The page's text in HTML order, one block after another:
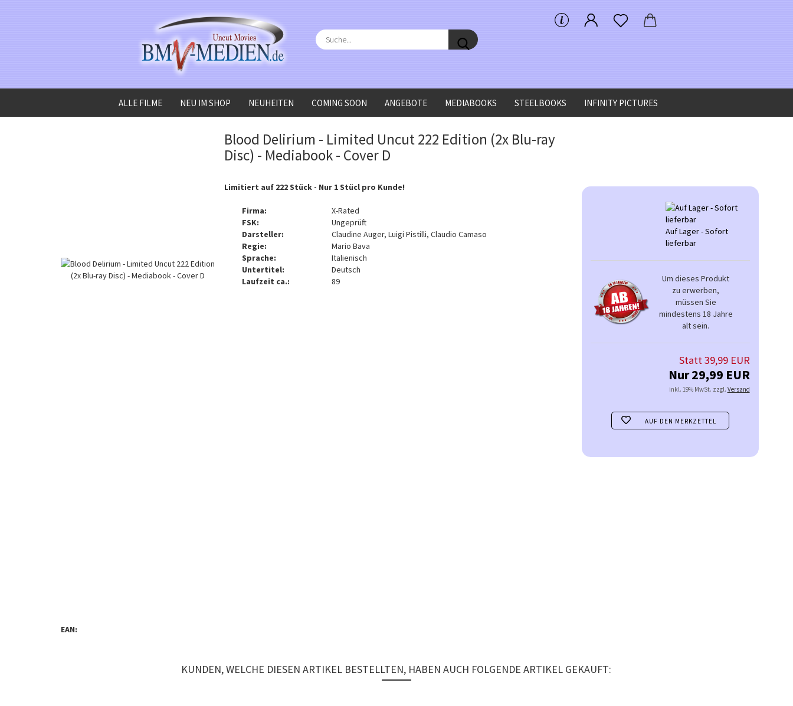
Suche...
ALLE FILME NEU IM SHOP NEUHEITEN COMING SOON ANGEBOTE MEDIABOOKS STEELBOOKS INFINITY PICTURES
Blood Delirium - Limited Uncut 222 Edition (2x Blu-ray Disc) - Mediabook - Cover D
Blood Delirium - Limited Uncut 222 Edition (2x Blu-ray
Disc) - Mediabook - Cover D
Limitiert auf 222 Stück - Nur 1 Stücl pro Kunde!
Firma:
X-Rated
FSK:
Ungeprüft
Darsteller:
Claudine Auger, Luigi Pistilli, Claudio Camaso
Regie:
Mario Bava
Sprache:
Italienisch
Untertitel:
Deutsch
Laufzeit ca.:
89
Auf Lager - Sofort
lieferbar
Um dieses Produkt
zu erwerben,
müssen Sie
mindestens 18 Jahre
alt sein.
Statt 39,99 EUR
Nur 29,99 EUR
inkl. 19% MwSt. zzgl. Versand
AUF DEN MERKZETTEL
EAN:
KUNDEN, WELCHE DIESEN ARTIKEL BESTELLTEN, HABEN AUCH FOLGENDE ARTIKEL GEKAUFT: